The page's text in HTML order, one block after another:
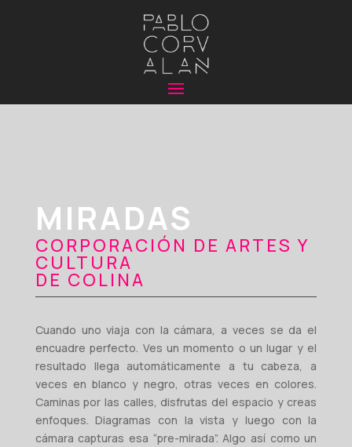
MIRADAS
CORPORACIÓN DE ARTES Y
CULTURA
DE COLINA
Cuando uno viaja con la cámara, a veces se da el
encuadre perfecto. Ves un momento o un lugar y el
resultado llega automáticamente a tu cabeza, a
veces en blanco y negro, otras veces en colores.
Caminas por las calles, disfrutas del espacio y creas
enfoques. Diagramas con la vista y luego con la
cámara capturas esa “pre-mirada”. Algo así como un